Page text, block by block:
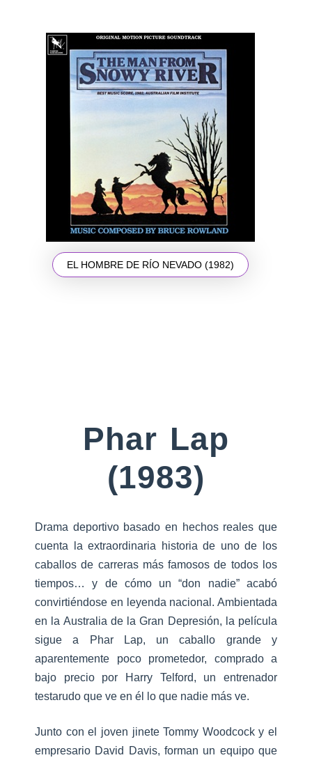
EL HOMBRE DE RÍO NEVADO (1982)
Phar Lap
(1983)
Drama deportivo basado en hechos reales que
cuenta la extraordinaria historia de uno de los
caballos de carreras más famosos de todos los
tiempos… y de cómo un “don nadie” acabó
convirtiéndose en leyenda nacional. Ambientada
en la Australia de la Gran Depresión, la película
sigue a Phar Lap, un caballo grande y
aparentemente poco prometedor, comprado a
bajo precio por Harry Telford, un entrenador
testarudo que ve en él lo que nadie más ve.
Junto con el joven jinete Tommy Woodcock y el
empresario David Davis, forman un equipo que